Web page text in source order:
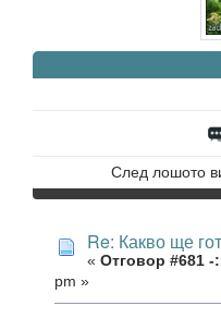
След лошото
Re: Какво ще
« Отговор #681 -:
pm »